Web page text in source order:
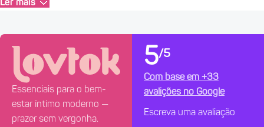
~ O como ~
Sabemos que aqui você não encontrará tudo, pois não somos
um "tudo a cem". Acreditamos na qualidade sobre a quantidade;
e também acreditamos em tornar tudo mais fácil para você. Por
isso, fabricamos e disponibilizamos uma gama de produtos de
Ler mais
Essenciais para o bem-
estar íntimo moderno —
prazer sem vergonha.
5/5
Com base em +33
avalições no Google
Escreva uma avaliação